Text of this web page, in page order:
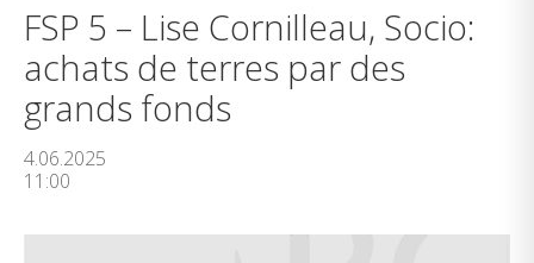
FSP 5 – Lise Cornilleau, Socio:
achats de terres par des
grands fonds
4.06.2025
11:00